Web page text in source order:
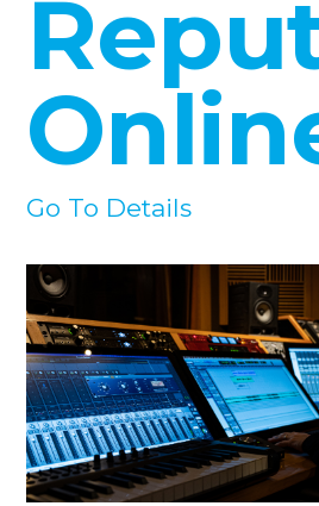
Go To Details